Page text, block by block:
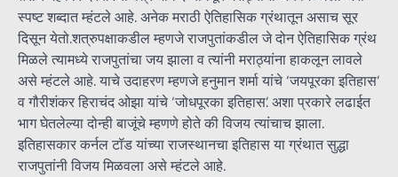
स्पष्ट शब्दात म्हंटले आहे. अनेक मराठी ऐतिहासिक ग्रंथातून असाच सूर
दिसून येतो.शत्रुपक्षाकडील म्हणजे राजपुतांकडील जे दोन ऐतिहासिक ग्रंथ
मिळले त्यामध्ये राजपुतांचा जय झाला व त्यांनी मराठ्यांना हाकलून लावले
असे म्हंटले आहे. याचे उदाहरण म्हणजे हनुमान शर्मा यांचे ‘जयपूरका इतिहास’
व गौरीशंकर हिराचंद ओझा यांचे ‘जोधपूरका इतिहास’. अशा प्रकारे लढाईत
भाग घेतलेल्या दोन्ही बाजूंचे म्हणणे होते की विजय त्यांचाच झाला.
इतिहासकार कर्नल टॉड यांच्या राजस्थानचा इतिहास या ग्रंथात सुद्धा
राजपुतांनी विजय मिळवला असे म्हंटले आहे.